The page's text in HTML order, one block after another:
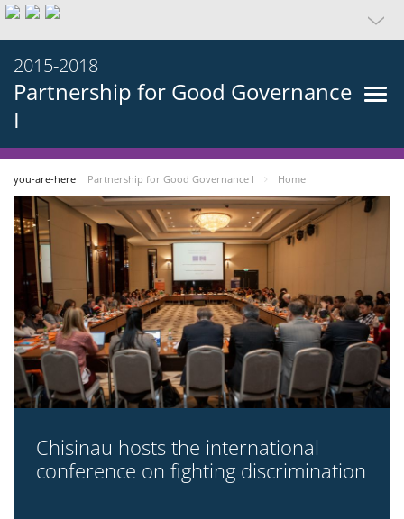
2015-2018
Partnership for Good Governance
I
you-are-here Partnership for Good Governance I Home
Chisinau hosts the international
conference on fighting discrimination